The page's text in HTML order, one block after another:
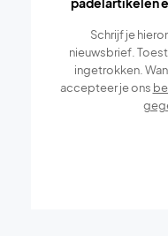
Schrijf je
nieuwsbrief.
ingetrokken.
accepteer je ons